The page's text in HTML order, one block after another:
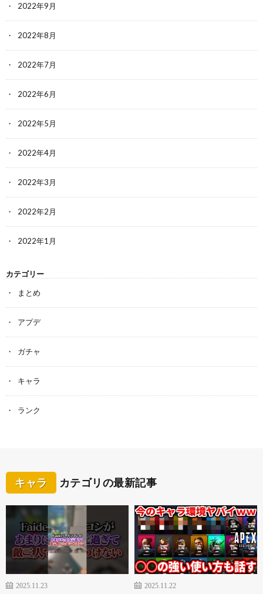
2022年9月
2022年8月
2022年7月
2022年6月
2022年5月
2022年4月
2022年3月
2022年2月
2022年1月
カテゴリー
まとめ
アプデ
ガチャ
キャラ
ランク
キャラ カテゴリの最新記事
2025.11.23 2025.11.22